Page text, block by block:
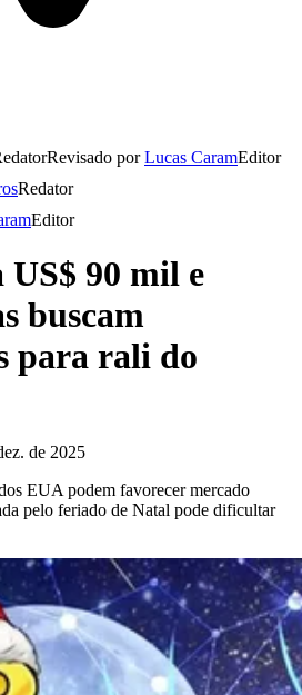
Revisado porLucas CaramEditor
Redator
Editor
90 mil e
buscam
para rali do
de 2025
EUA podem favorecer mercado
pelo feriado de Natal pode dificultar